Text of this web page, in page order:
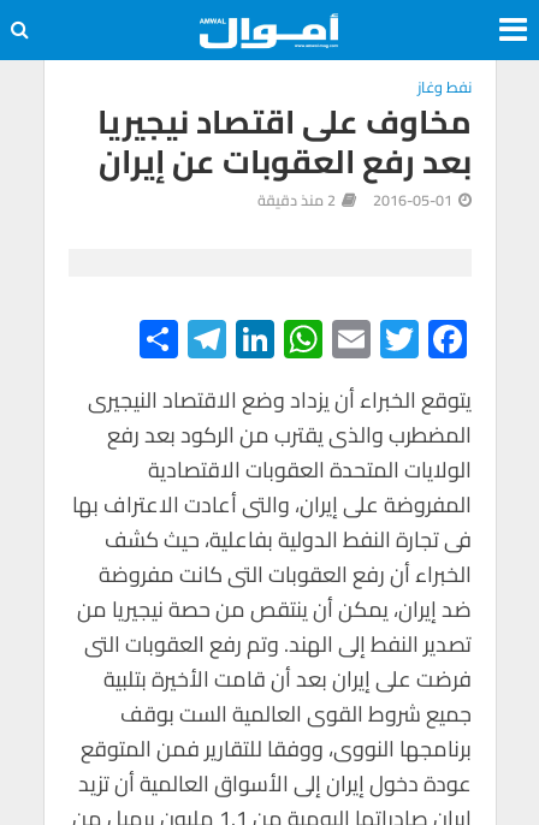
نفط وغاز
مخاوف على اقتصاد نيجيريا
بعد رفع العقوبات عن إيران
2016-05-01 2 منذ دقيقة
F
ac
e
b
o
o
k
T
wi
tt
er
E
m
ail
W
h
at
s
A
p
p
Li
n
ke
dI
n
Te
le
gr
a
m
h
ar
e
يتوقع الخبراء أن يزداد وضع الاقتصاد النيجيرى
المضطرب والذى يقترب من الركود بعد رفع
الولايات المتحدة العقوبات الاقتصادية
المفروضة على إيران، والتى أعادت الاعتراف بها
فى تجارة النفط الدولية بفاعلية، حيث كشف
الخبراء أن رفع العقوبات التى كانت مفروضة
ضد إيران، يمكن أن ينتقص من حصة نيجيريا من
تصدير النفط إلى الهند. وتم رفع العقوبات التى
فرضت على إيران بعد أن قامت الأخيرة بتلبية
جميع شروط القوى العالمية الست بوقف
برنامجها النووى، ووفقا للتقارير فمن المتوقع
عودة دخول إيران إلى الأسواق العالمية أن تزيد